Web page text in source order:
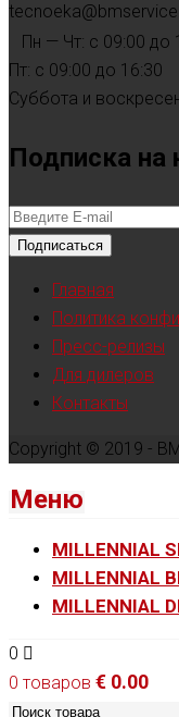
Пн — Чт: с 09:00 до
Пт: с 09:00 до 16:30
Суббота и
Подписка на
Подписаться
Главная
Политика
Пресс-релизы
Для дилеров
Контакты
Copyright © 2019 -
Меню
MILLENNIAL
MILLENNIAL
MILLENNIAL
0
0 товаров € 0.00